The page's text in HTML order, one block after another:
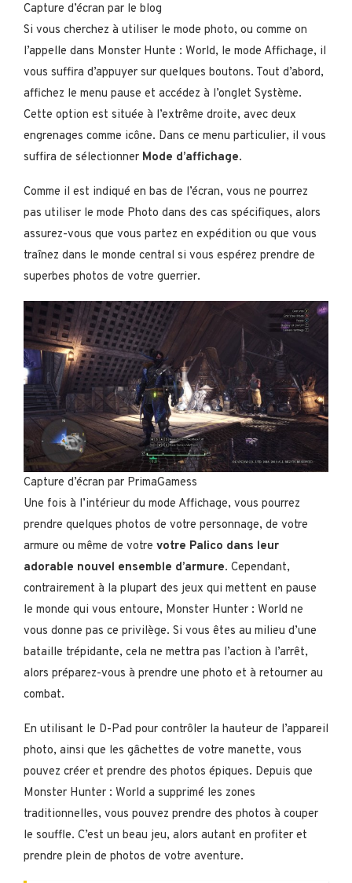
Capture d’écran par le blog
Si vous cherchez à utiliser le mode photo, ou comme on
l’appelle dans Monster Hunte : World, le mode Affichage, il
vous suffira d’appuyer sur quelques boutons. Tout d’abord,
affichez le menu pause et accédez à l’onglet Système.
Cette option est située à l’extrême droite, avec deux
engrenages comme icône. Dans ce menu particulier, il vous
suffira de sélectionner Mode d’affichage.
Comme il est indiqué en bas de l’écran, vous ne pourrez
pas utiliser le mode Photo dans des cas spécifiques, alors
assurez-vous que vous partez en expédition ou que vous
traînez dans le monde central si vous espérez prendre de
superbes photos de votre guerrier.
Capture d’écran par PrimaGamess
Une fois à l’intérieur du mode Affichage, vous pourrez
prendre quelques photos de votre personnage, de votre
armure ou même de votre votre Palico dans leur
adorable nouvel ensemble d’armure. Cependant,
contrairement à la plupart des jeux qui mettent en pause
le monde qui vous entoure, Monster Hunter : World ne
vous donne pas ce privilège. Si vous êtes au milieu d’une
bataille trépidante, cela ne mettra pas l’action à l’arrêt,
alors préparez-vous à prendre une photo et à retourner au
combat.
En utilisant le D-Pad pour contrôler la hauteur de l’appareil
photo, ainsi que les gâchettes de votre manette, vous
pouvez créer et prendre des photos épiques. Depuis que
Monster Hunter : World a supprimé les zones
traditionnelles, vous pouvez prendre des photos à couper
le souffle. C’est un beau jeu, alors autant en profiter et
prendre plein de photos de votre aventure.